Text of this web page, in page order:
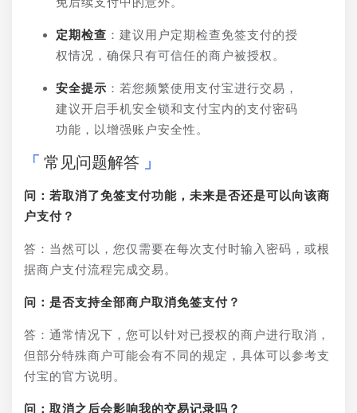
定期检查 ：建议用户定期检查免签支付的授
权情况，确保只有可信任的商户被授权。
安全提示 ：若您频繁使用支付宝进行交易，
建议开启手机安全锁和支付宝内的支付密码
功能，以增强账户安全性。
常见问题解答
问：若取消了免签支付功能，未来是否还是可以向该商
户支付？
答：当然可以，您仅需要在每次支付时输入密码，或根
据商户支付流程完成交易。
问：是否支持全部商户取消免签支付？
答：通常情况下，您可以针对已授权的商户进行取消，
但部分特殊商户可能会有不同的规定，具体可以参考支
付宝的官方说明。
问：取消之后会影响我的交易记录吗？